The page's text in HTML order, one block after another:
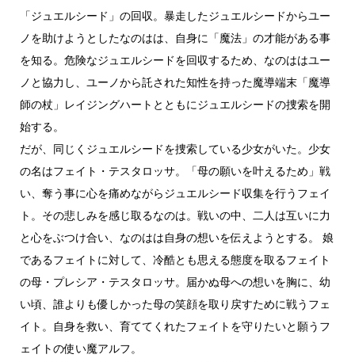
「ジュエルシード」の回収。暴走したジュエルシードからユー
ノを助けようとしたなのはは、自身に「魔法」の才能がある事
を知る。危険なジュエルシードを回収するため、なのははユー
ノと協力し、ユーノから託された知性を持った魔導端末「魔導
師の杖」レイジングハートとともにジュエルシードの捜索を開
始する。
だが、同じくジュエルシードを捜索している少女がいた。少女
の名はフェイト・テスタロッサ。「母の願いを叶えるため」戦
い、奪う事に心を痛めながらジュエルシード収集を行うフェイ
ト。その悲しみを感じ取るなのは。戦いの中、二人は互いに力
と心をぶつけ合い、なのはは自身の想いを伝えようとする。 娘
であるフェイトに対して、冷酷とも思える態度を取るフェイト
の母・プレシア・テスタロッサ。届かぬ母への想いを胸に、幼
い頃、誰よりも優しかった母の笑顔を取り戻すために戦うフェ
イト。自身を救い、育ててくれたフェイトを守りたいと願うフ
ェイトの使い魔アルフ。